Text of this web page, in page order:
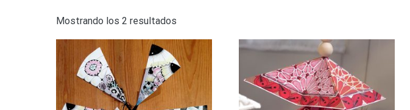
Mostrando los 2 resultados